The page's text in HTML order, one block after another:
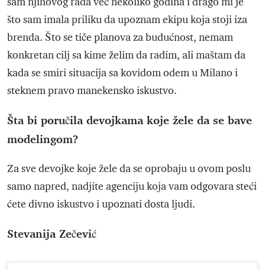
što sam imala priliku da upoznam ekipu koja stoji iza
brenda. Što se tiče planova za budućnost, nemam
konkretan cilj sa kime želim da radim, ali maštam da
kada se smiri situacija sa kovidom odem u Milano i
steknem pravo manekensko iskustvo.
Šta bi poručila devojkama koje žele da se bave
modelingom?
Za sve devojke koje žele da se oprobaju u ovom poslu
samo napred, nadjite agenciju koja vam odgovara steći
ćete divno iskustvo i upoznati dosta ljudi.
Stevanija Zečević